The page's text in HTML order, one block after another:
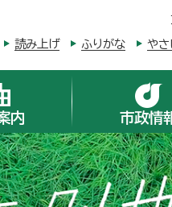
読み上げ ふりがな やさ
内 市政情